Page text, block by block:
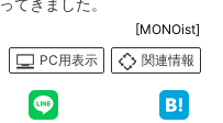
てきました。
[MONOist]
PC用表示
関連情報